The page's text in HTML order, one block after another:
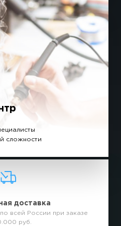
сложности
доставка
всей России при заказе
руб.